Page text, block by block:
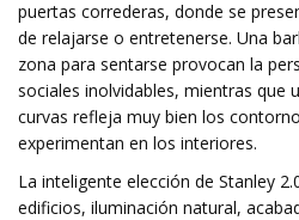
puertas correderas, donde se
de relajarse o entretenerse. Una
zona para sentarse provocan la
sociales inolvidables, mientras que
curvas refleja muy bien los
experimentan en los interiores.
La inteligente elección de Stanley
edificios, iluminación natural,